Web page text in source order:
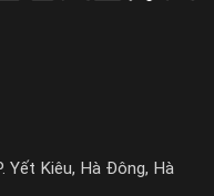
Yết Kiêu, Hà Đông, Hà